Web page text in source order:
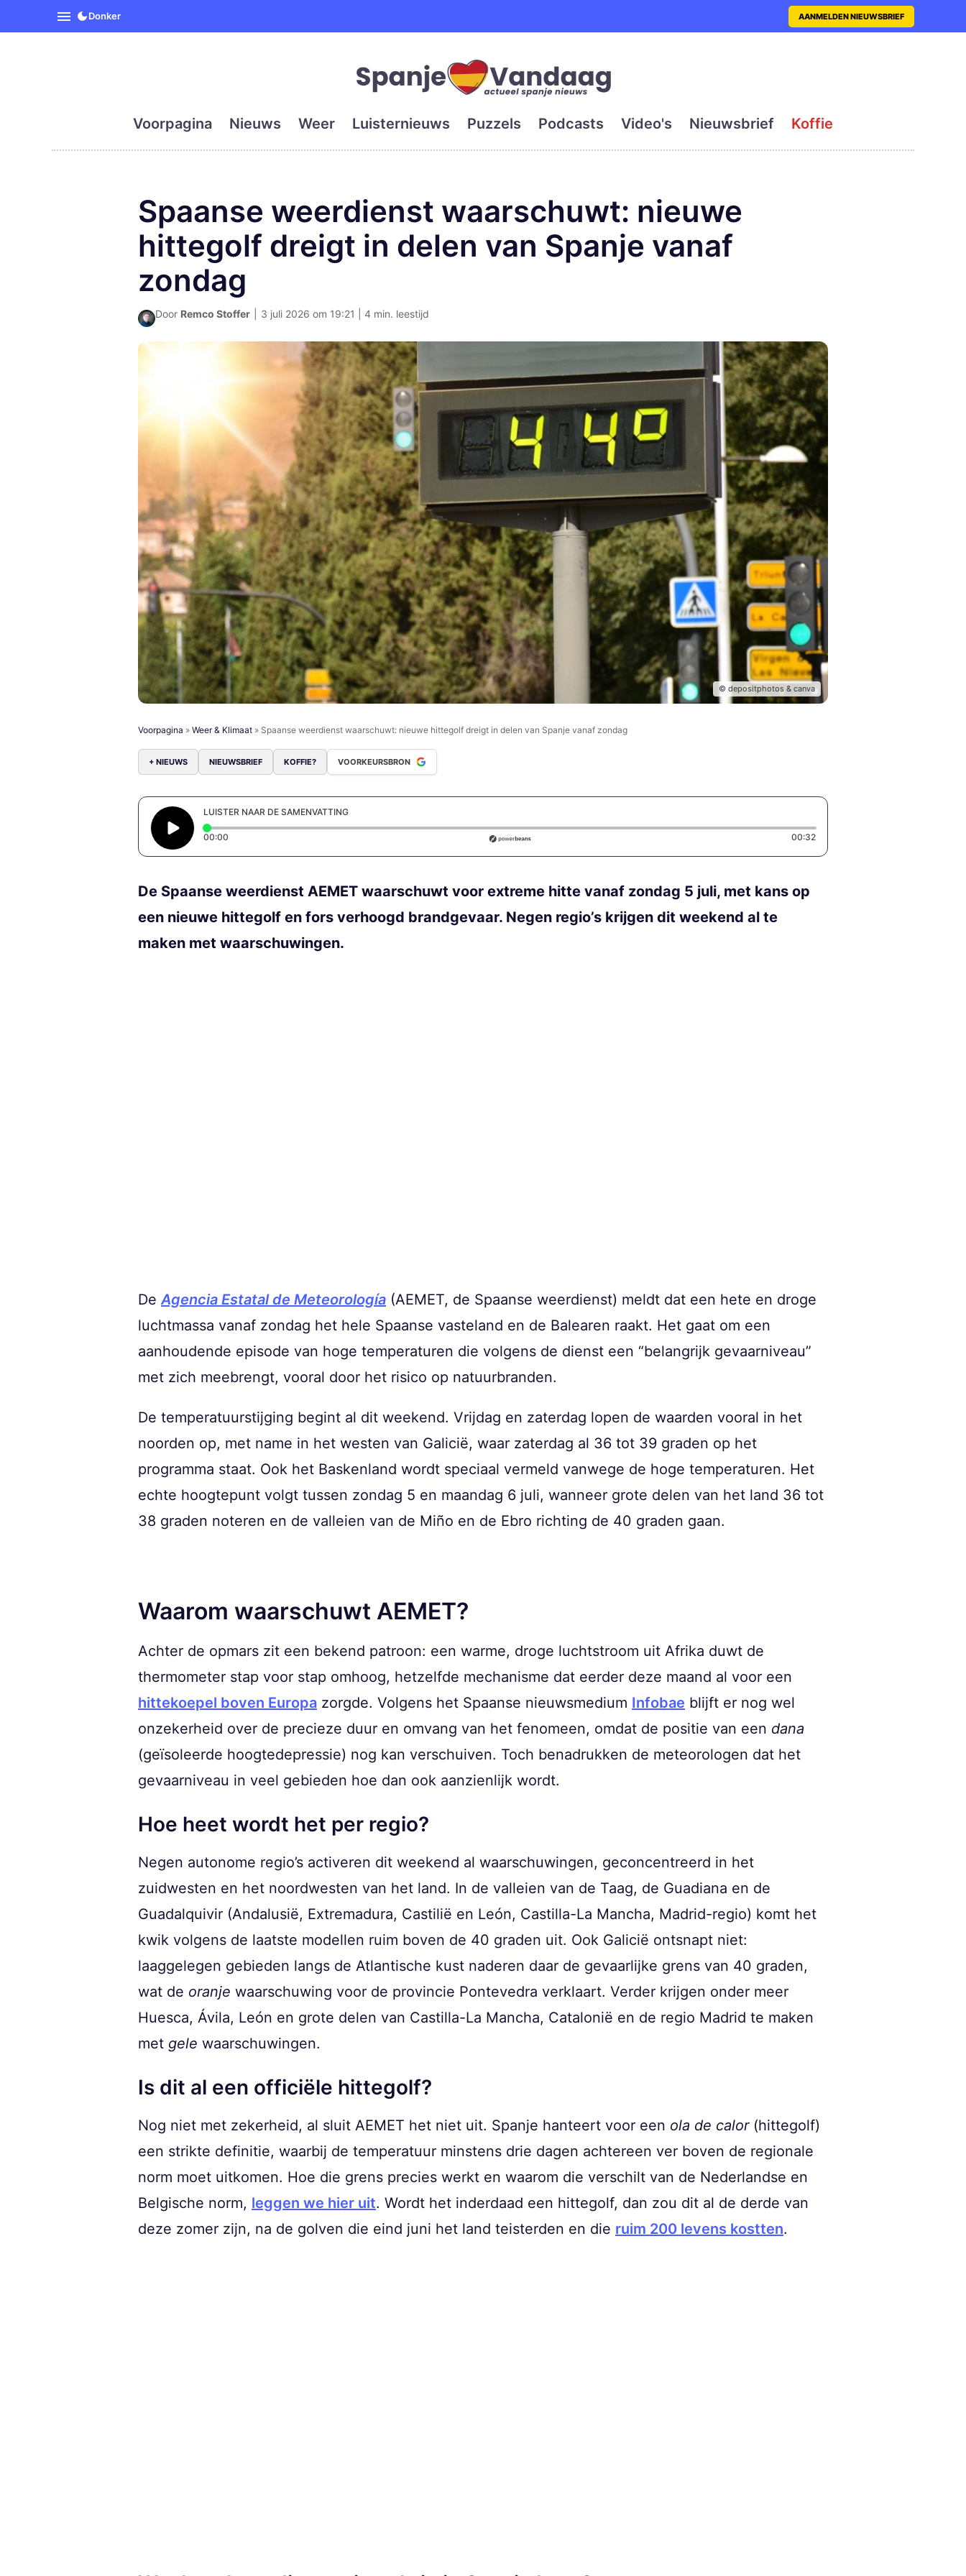
SpanjeVandaag is de eerste en grootste digitale krant met actueel en
Donker AANMELDEN NIEUWSBRIEF
Voorpagina Nieuws Weer Luisternieuws Puzzels Podcasts Video's Nieuwsbrief Koffie
Spaanse weerdienst waarschuwt: nieuwe
hittegolf dreigt in delen van Spanje vanaf
zondag
Door Remco Stoffer 3 juli 2026 om 19:21 | 4 min. leestijd
© depositphotos & canva
Voorpagina » Weer & Klimaat » Spaanse weerdienst waarschuwt: nieuwe hittegolf dreigt in delen van Spanje vanaf zondag
+ NIEUWS NIEUWSBRIEF KOFFIE? VOORKEURSBRON
LUISTER NAAR DE SAMENVATTING
00:00 00:32Duration: 32 seconds
De Spaanse weerdienst AEMET waarschuwt voor extreme hitte vanaf zondag 5 juli, met kans op
een nieuwe hittegolf en fors verhoogd brandgevaar. Negen regio’s krijgen dit weekend al te
maken met waarschuwingen.
DeAgencia Estatal de Meteorología (AEMET, de Spaanse weerdienst) meldt dat een hete en droge
luchtmassa vanaf zondag het hele Spaanse vasteland en de Balearen raakt. Het gaat om een
aanhoudende episode van hoge temperaturen die volgens de dienst een “belangrijk gevaarniveau”
met zich meebrengt, vooral door het risico op natuurbranden.
De temperatuurstijging begint al dit weekend. Vrijdag en zaterdag lopen de waarden vooral in het
noorden op, met name in het westen van Galicië, waar zaterdag al 36 tot 39 graden op het
programma staat. Ook het Baskenland wordt speciaal vermeld vanwege de hoge temperaturen. Het
echte hoogtepunt volgt tussen zondag 5 en maandag 6 juli, wanneer grote delen van het land 36 tot
38 graden noteren en de valleien van de Miño en de Ebro richting de 40 graden gaan.
Waarom waarschuwt AEMET?
Achter de opmars zit een bekend patroon: een warme, droge luchtstroom uit Afrika duwt de
thermometer stap voor stap omhoog, hetzelfde mechanisme dat eerder deze maand al voor een
hittekoepel boven Europa zorgde. Volgens het Spaanse nieuwsmedium Infobae blijft er nog wel
onzekerheid over de precieze duur en omvang van het fenomeen, omdat de positie van een dana
(geïsoleerde hoogtedepressie) nog kan verschuiven. Toch benadrukken de meteorologen dat het
gevaarniveau in veel gebieden hoe dan ook aanzienlijk wordt.
Hoe heet wordt het per regio?
Negen autonome regio’s activeren dit weekend al waarschuwingen, geconcentreerd in het
zuidwesten en het noordwesten van het land. In de valleien van de Taag, de Guadiana en de
Guadalquivir (Andalusië, Extremadura, Castilië en León, Castilla-La Mancha, Madrid-regio) komt het
kwik volgens de laatste modellen ruim boven de 40 graden uit. Ook Galicië ontsnapt niet:
laaggelegen gebieden langs de Atlantische kust naderen daar de gevaarlijke grens van 40 graden,
wat de oranje waarschuwing voor de provincie Pontevedra verklaart. Verder krijgen onder meer
Huesca, Ávila, León en grote delen van Castilla-La Mancha, Catalonië en de regio Madrid te maken
met gele waarschuwingen.
Is dit al een officiële hittegolf?
Nog niet met zekerheid, al sluit AEMET het niet uit. Spanje hanteert voor een ola de calor(hittegolf)
een strikte definitie, waarbij de temperatuur minstens drie dagen achtereen ver boven de regionale
norm moet uitkomen. Hoe die grens precies werkt en waarom die verschilt van de Nederlandse en
Belgische norm, leggen we hier uit. Wordt het inderdaad een hittegolf, dan zou dit al de derde van
deze zomer zijn, na de golven die eind juni het land teisterden en die ruim 200 levens kostten.